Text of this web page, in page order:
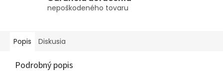
nepoškodeného tovaru
Popis Diskusia
Podrobný popis